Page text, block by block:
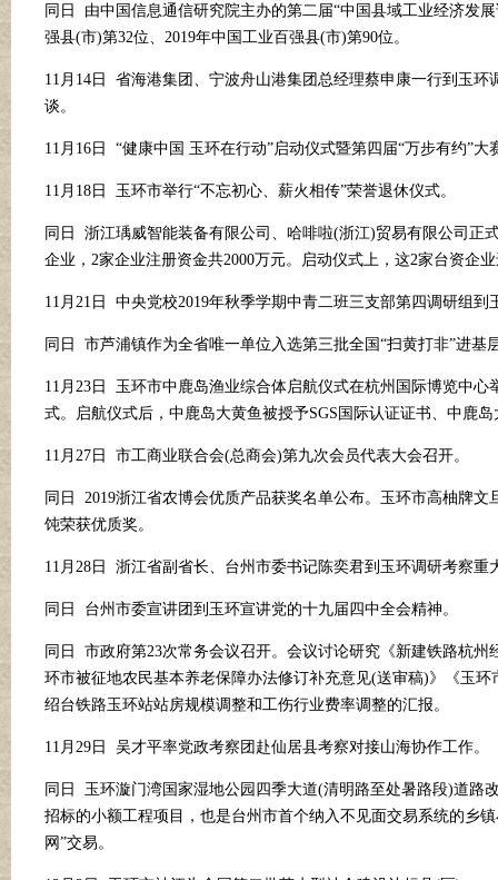
同日 由中国信息通信研究院主办的第二届“中国县域工业经济发
强县(市)第32位、2019年中国工业百强县(市)第90位。
11月14日 省海港集团、宁波舟山港集团总经理蔡申康一行到玉
谈。
11月16日 “健康中国 玉环在行动”启动仪式暨第四届“万步有约”大
11月18日 玉环市举行“不忘初心、薪火相传”荣誉退休仪式。
同日 浙江瑀威智能装备有限公司、哈啡啦(浙江)贸易有限公司正
企业， 2家企业注册资金共2000万元。启动仪式上，这2家台资企
11月21日 中央党校2019年秋季学期中青二班三支部第四调研组到
同日 市芦浦镇作为全省唯一单位入选第三批全国 “扫黄打非”进基
11月23日 玉环市中鹿岛渔业综合体启航仪式在杭州国际博览中
式。启航仪式后，中鹿岛大黄鱼被授予SGS国际认证证书、中鹿
11月27日 市工商业联合会(总商会)第九次会员代表大会召开。
同日
2019浙江省农博会优质产品获奖名单公布。玉环市高柚牌
饨荣获优质奖。
11月28日 浙江省副省长、台州市委书记陈奕君到玉环调研考察重
同日 台州市委宣讲团到玉环宣讲党的十九届四中全会精神。
同日 市政府第23次常务会议召开。会议讨论研究《新建铁路杭
环市被征地农民基本养老保障办法修订补充意见(送审稿)》《玉
绍台铁路玉环站站房规模调整和工伤行业费率调整的汇报。
11月29日 吴才平率党政考察团赴仙居县考察对接山海协作工作。
同日 玉环漩门湾国家湿地公园四季大道(清明路至处暑路段)道路
招标的小额工程项目，也是台州市首个纳入不见面交易系统的乡
网”交易。